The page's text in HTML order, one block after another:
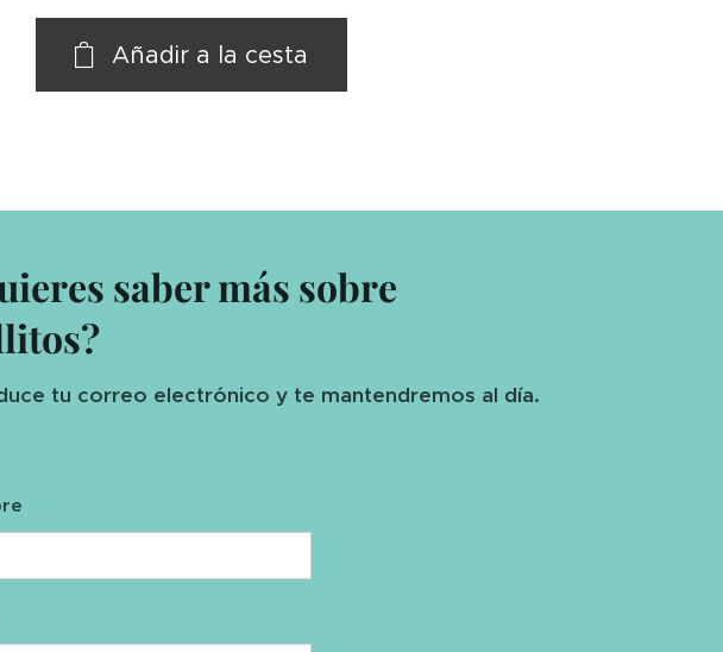
Añadir a la cesta
saber más sobre
tu correo electrónico y te mantendremos al día.